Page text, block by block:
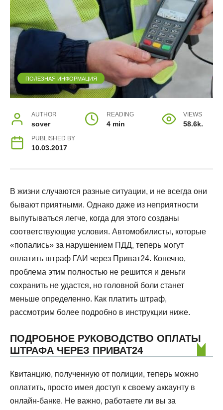
ПОЛЕЗНАЯ ИНФОРМАЦИЯ
AUTHOR
sover
READING
4 min
VIEWS
58.6k.
PUBLISHED BY
10.03.2017
В жизни случаются разные ситуации, и не всегда они
бывают приятными. Однако даже из неприятности
выпутываться легче, когда для этого созданы
соответствующие условия. Автомобилисты, которые
«попались» за нарушением ПДД, теперь могут
оплатить штраф ГАИ через Приват24. Конечно,
проблема этим полностью не решится и деньги
сохранить не удастся, но головной боли станет
меньше определенно. Как платить штраф,
рассмотрим более подробно в инструкции ниже.
ПОДРОБНОЕ РУКОВОДСТВО ОПЛАТЫ
ШТРАФА ЧЕРЕЗ ПРИВАТ24
Квитанцию, полученную от полиции, теперь можно
оплатить, просто имея доступ к своему аккаунту в
онлайн-банке. Не важно, работаете ли вы за